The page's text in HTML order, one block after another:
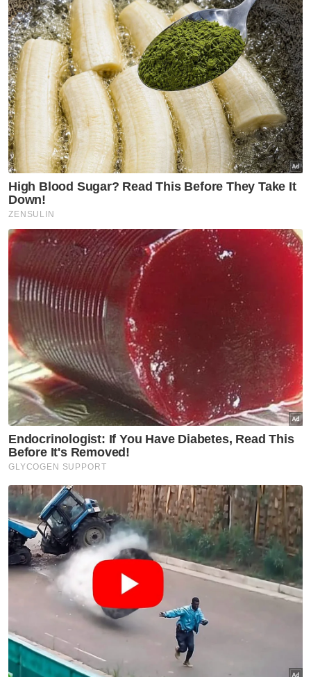
wanita, tidak termasuk yang berada di bawah
Persekutuan.
Artikel Berkaitan:
Zon Khas Waktu Solat untuk daerah Rompin
diperkenal mulai 1 Mac
Perak larang warga asing meniaga, bekerja di bazar
Ramadan
Program Iftar Ala Madinah@Karangkraf kembali lagi
Ramadan: Penjawat awam wanita Negeri Sembilan
dibenar pulang jam 2 petang setiap Jumaat
Madinah Ramadan dijangka tarik 100,000
pengunjung
Penjawat awam sambut baik, lebih masa beribadah
ketika Ramadan
Pada 14 Februari lalu media melaporkan
Sultan Pahang, Al-Sultan Abdullah
Ri’ayatuddin Al-Mustafa Billah Shah berkenan
menetapkan waktu bekerja bagi penjawat
awam Negeri Pahang pada setiap hari
Jumaat sepanjang Ramadan berakhir lebih
awal iaitu pada jam 12.30 tengah hari.
Baginda bertitah, keputusan itu bertujuan
memberi peluang kepada penjawat awam
untuk meluangkan lebih masa bersama
keluarga serta memuliakan hari Jumaat,